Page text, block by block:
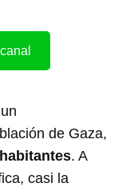
de Gaza,
. A
casi la